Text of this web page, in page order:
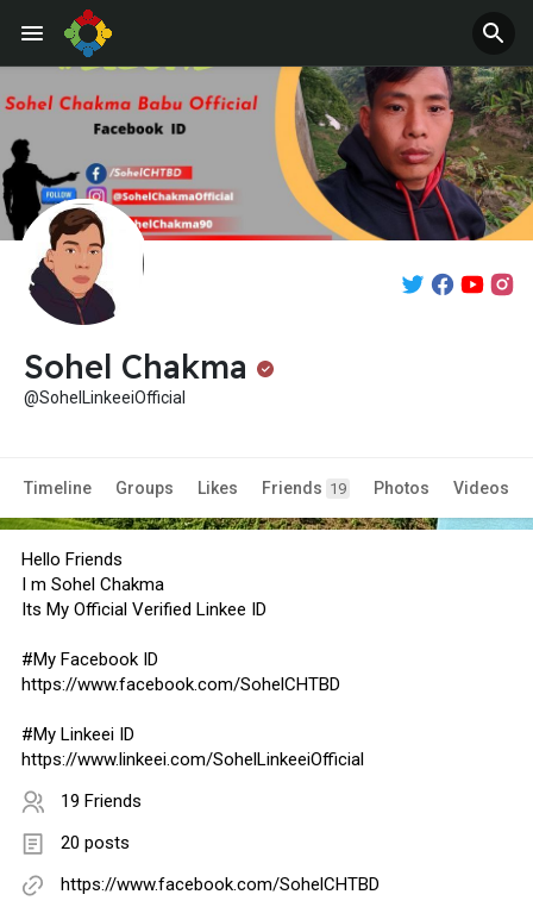
Sohel Chakma
@SohelLinkeeiOfficial
Timeline Groups Likes Friends 19 Photos Videos
Hello Friends
I m Sohel Chakma
Its My Official Verified Linkee ID
#My Facebook ID
https://www.facebook.com/SohelCHTBD
#My Linkeei ID
https://www.linkeei.com/SohelLinkeeiOfficial
19 Friends
20 posts
https://www.facebook.com/SohelCHTBD